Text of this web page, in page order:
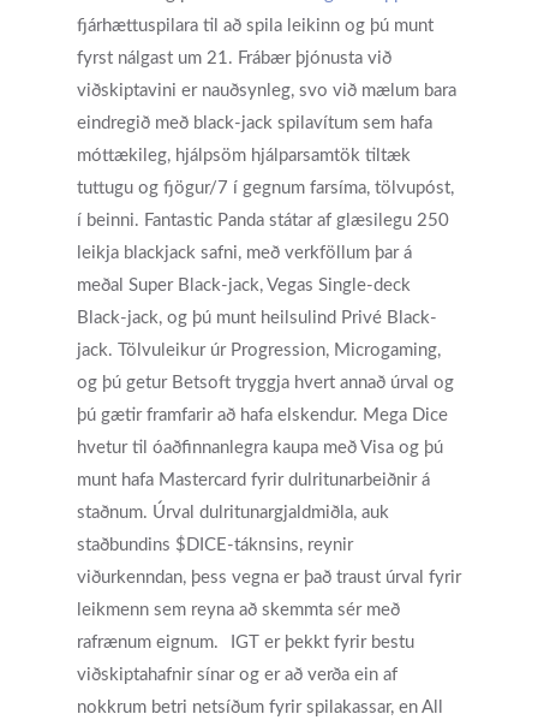
fjárhættuspilara til að spila leikinn og þú munt
fyrst nálgast um 21. Frábær þjónusta við
viðskiptavini er nauðsynleg, svo við mælum bara
eindregið með black-jack spilavítum sem hafa
móttækileg, hjálpsöm hjálparsamtök tiltæk
tuttugu og fjögur/7 í gegnum farsíma, tölvupóst,
í beinni. Fantastic Panda státar af glæsilegu 250
leikja blackjack safni, með verkföllum þar á
meðal Super Black-jack, Vegas Single-deck
Black-jack, og þú munt heilsulind Privé Black-
jack. Tölvuleikur úr Progression, Microgaming,
og þú getur Betsoft tryggja hvert annað úrval og
þú gætir framfarir að hafa elskendur. Mega Dice
hvetur til óaðfinnanlegra kaupa með Visa og þú
munt hafa Mastercard fyrir dulritunarbeiðnir á
staðnum. Úrval dulritunargjaldmiðla, auk
staðbundins $DICE-táknsins, reynir
viðurkenndan, þess vegna er það traust úrval fyrir
leikmenn sem reyna að skemmta sér með
rafrænum eignum.
IGT er þekkt fyrir bestu
viðskiptahafnir sínar og er að verða ein af
nokkrum betri netsíðum fyrir spilakassar, en All
Get Started
Appointments / Client Portal
Services
First Responders
What is EMDR?
What is Brainspotting?
Providers
Information
Videos & Podcasts
Expectations Of Therapy
Insurance Vs Self-pay
What Types Of Providers Are
Photos
Contact Us